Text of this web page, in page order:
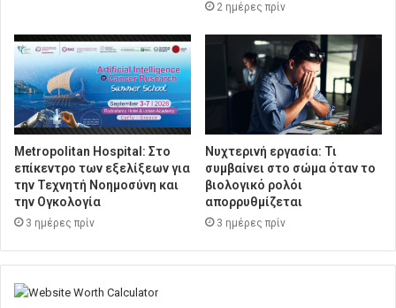
2 ημέρες πρίν
Metropolitan Hospital: Στο
επίκεντρο των εξελίξεων για
την Τεχνητή Νοημοσύνη και
την Ογκολογία
3 ημέρες πρίν
Νυχτερινή εργασία: Τι
συμβαίνει στο σώμα όταν το
βιολογικό ρολόι
απορρυθμίζεται
3 ημέρες πρίν